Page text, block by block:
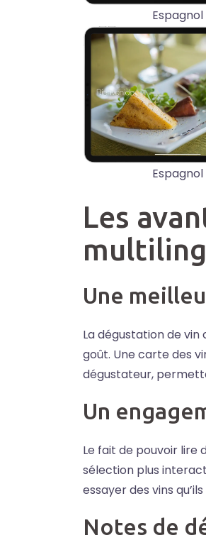
Espagnol
Espagnol
Les
Une
La dégustation de vin
goût. Une carte des
dégustateur,
Un
Le fait de pouvoir lire
sélection plus
essayer des vins
Notes de